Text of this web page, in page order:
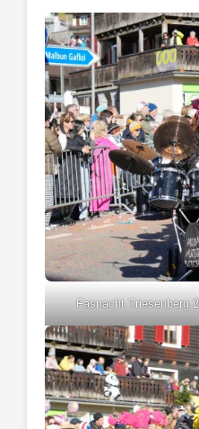
Fasnacht Triesenberg